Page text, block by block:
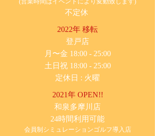
不定休
2022年 移転
​登戸店
月〜金 18:00 - 25:00
土日祝 18:00 - 25:00
​定休日 : 火曜
2021年 OPEN!!
​和泉多摩川店
24時間利用可能
​会員制シミュレーションゴルフ導入店